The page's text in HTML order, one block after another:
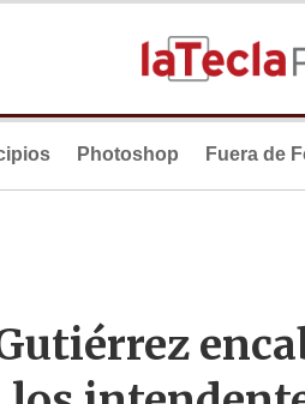
Photoshop Fuera de